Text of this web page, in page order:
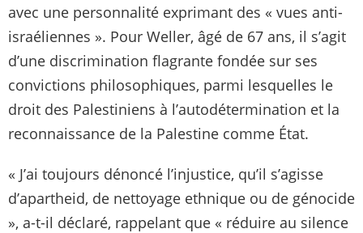
avec une personnalité exprimant des « vues anti-
israéliennes ». Pour Weller, âgé de 67 ans, il s’agit
d’une discrimination flagrante fondée sur ses
convictions philosophiques, parmi lesquelles le
droit des Palestiniens à l’autodétermination et la
reconnaissance de la Palestine comme État.
« J’ai toujours dénoncé l’injustice, qu’il s’agisse
d’apartheid, de nettoyage ethnique ou de génocide
», a-t-il déclaré, rappelant que « réduire au silence